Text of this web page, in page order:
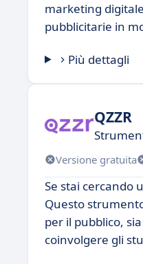
marketing
pubblicitarie in
Più dettagli
QZZR
Versione gratuita
Se stai cercando
Questo
per il pubblico,
coinvolgere gli